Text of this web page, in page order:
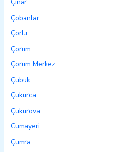
Çınar
Çobanlar
Çorlu
Çorum
Çorum Merkez
Çubuk
Çukurca
Çukurova
Cumayeri
Çumra